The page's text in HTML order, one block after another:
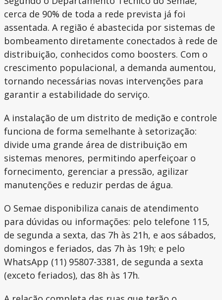
cerca de 90% de toda a rede prevista já foi
assentada. A região é abastecida por sistemas de
bombeamento diretamente conectados à rede de
distribuição, conhecidos como boosters. Com o
crescimento populacional, a demanda aumentou,
tornando necessárias novas intervenções para
garantir a estabilidade do serviço.
A instalação de um distrito de medição e controle
funciona de forma semelhante à setorização:
divide uma grande área de distribuição em
sistemas menores, permitindo aperfeiçoar o
fornecimento, gerenciar a pressão, agilizar
manutenções e reduzir perdas de água.
O Semae disponibiliza canais de atendimento
para dúvidas ou informações: pelo telefone 115,
de segunda a sexta, das 7h às 21h, e aos sábados,
domingos e feriados, das 7h às 19h; e pelo
WhatsApp (11) 95807-3381, de segunda a sexta
(exceto feriados), das 8h às 17h.